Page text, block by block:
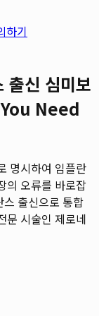
하기
출신 심미보
Need
명시하여 임플란
의 오류를 바로잡
출신으로 통합
문 시술인 제로네